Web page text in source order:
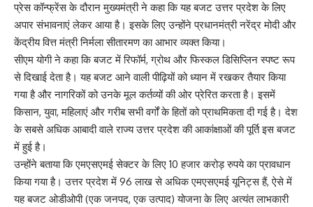
प्रेस कॉन्फ्रेंस के दौरान मुख्यमंत्री ने कहा कि यह बजट उत्तर प्रदेश के लिए
अपार संभावनाएं लेकर आया है। इसके लिए उन्होंने प्रधानमंत्री नरेंद्र मोदी और
केंद्रीय वित्त मंत्री निर्मला सीतारमण का आभार व्यक्त किया।
सीएम योगी ने कहा कि बजट में रिफॉर्म, ग्रोथ और फिस्कल डिसिप्लिन स्पष्ट रूप
से दिखाई देता है। यह बजट आने वाली पीढ़ियों को ध्यान में रखकर तैयार किया
गया है और नागरिकों को उनके मूल कर्तव्यों की ओर प्रेरित करता है। इसमें
किसान, युवा, महिलाएं और गरीब सभी वर्गों के हितों को प्राथमिकता दी गई है। देश
के सबसे अधिक आबादी वाले राज्य उत्तर प्रदेश की आकांक्षाओं की पूर्ति इस बजट
में हुई है।
उन्होंने बताया कि एमएसएमई सेक्टर के लिए 10 हजार करोड़ रुपये का प्रावधान
किया गया है। उत्तर प्रदेश में 96 लाख से अधिक एमएसएमई यूनिट्स हैं, ऐसे में
यह बजट ओडीओपी (एक जनपद, एक उत्पाद) योजना के लिए अत्यंत लाभकारी